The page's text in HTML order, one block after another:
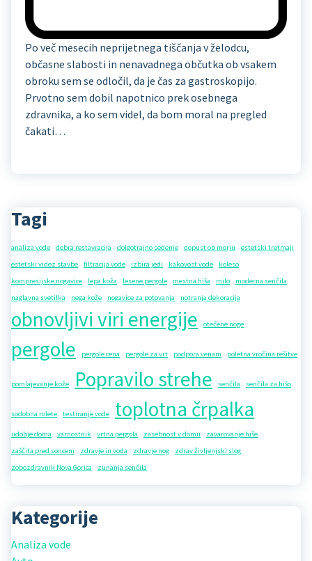
Po več mesecih neprijetnega tiščanja v želodcu,
občasne slabosti in nenavadnega občutka ob vsakem
obroku sem se odločil, da je čas za gastroskopijo.
Prvotno sem dobil napotnico prek osebnega
zdravnika, a ko sem videl, da bom moral na pregled
čakati…
Tagi
analiza vode dobra restavracija dolgotrajno sedenje dopust ob morju
estetski tretmaji
estetski videz stavbe
filtracija vode izbira jedi kakovost vode
koleso
kompresijske nogavice
lepa koža lesene pergole mestna hiša milo
moderna senčila
naglavna svetilka
nega kože nogavice za potovanja notranja dekoracija
obnovljivi viri energije otečene noge
pergole pergole cena pergole za vrt podpora venam poletna vročina rešitve
pomlajevanje kože Popravilo strehe senčila senčila za hišo
sodobna rolete testiranje vode toplotna črpalka
udobje doma varnostnik vrtna pergola zasebnost v domu
zavarovanje hiše
zaščita pred soncem
zdravje in voda zdravje nog
zdrav življenjski slog
zobozdravnik Nova Gorica
zunanja senčila
Kategorije
Analiza vode